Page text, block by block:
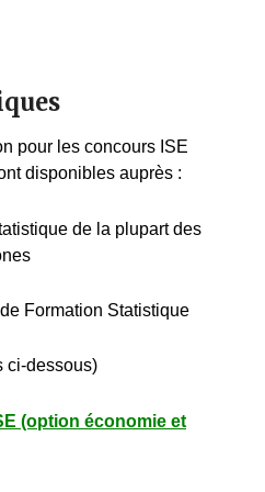
pour les concours ISE
disponibles auprès :
de la plupart des
Formation Statistique
ci-dessous)
(option économie et